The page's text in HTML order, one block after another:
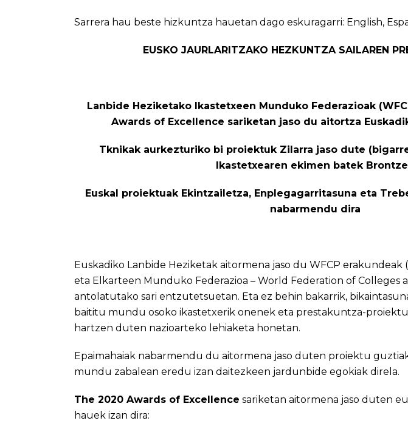
Sarrera hau beste hizkuntza hauetan dago eskuragarri: English,
EUSKO JAURLARITZAKO HEZKUNTZA SAILAREN
Lanbide Heziketako Ikastetxeen Munduko Federazioak
Awards of Excellence sariketan jaso du aitortza
Tknikak aurkezturiko bi proiektuk Zilarra jaso dute
Ikastetxearen ekimen batek
Euskal proiektuak Ekintzailetza, Enplegagarritasuna eta
nabarmendu dira
Euskadiko Lanbide Heziketak aitormena jaso du WFCP erakundeak
eta Elkarteen Munduko Federazioa – World Federation of Colleges
antolatutako sari entzutetsuetan. Eta ez behin bakarrik,
baititu mundu osoko ikastetxerik onenek eta prestakuntza-
hartzen duten nazioarteko lehiaketa honetan.
Epaimahaiak nabarmendu du aitormena jaso duten proiektu
mundu zabalean eredu izan daitezkeen jardunbide egokiak direla.
The 2020 Awards of Excellence sariketan aitormena jaso duten
hauek izan dira: